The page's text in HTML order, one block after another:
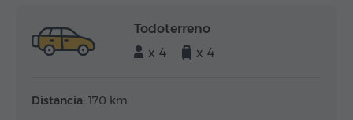
Todoterreno
x 4
x 4
Distancia: 170 km